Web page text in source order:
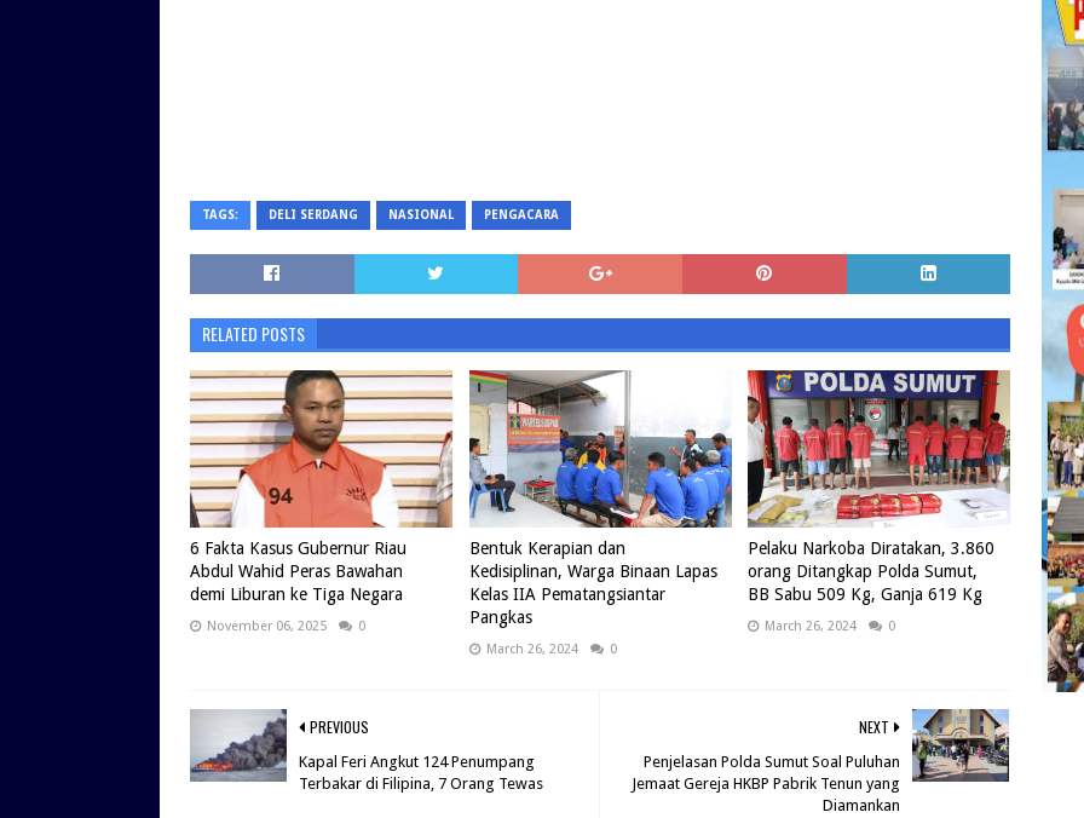
TAGS: DELI SERDANG NASIONAL PENGACARA
RELATED POSTS
6 Fakta Kasus Gubernur Riau
Abdul Wahid Peras Bawahan
demi Liburan ke Tiga Negara
November 06, 2025 0
Bentuk Kerapian dan
Kedisiplinan, Warga Binaan Lapas
Kelas IIA Pematangsiantar
Pangkas
March 26, 2024 0
Pelaku Narkoba Diratakan, 3.860
orang Ditangkap Polda Sumut,
BB Sabu 509 Kg, Ganja 619 Kg
March 26, 2024 0
NEXT
Penjelasan Polda Sumut Soal Puluhan
Jemaat Gereja HKBP Pabrik Tenun yang
Diamankan
PREVIOUS
Kapal Feri Angkut 124 Penumpang
Terbakar di Filipina, 7 Orang Tewas